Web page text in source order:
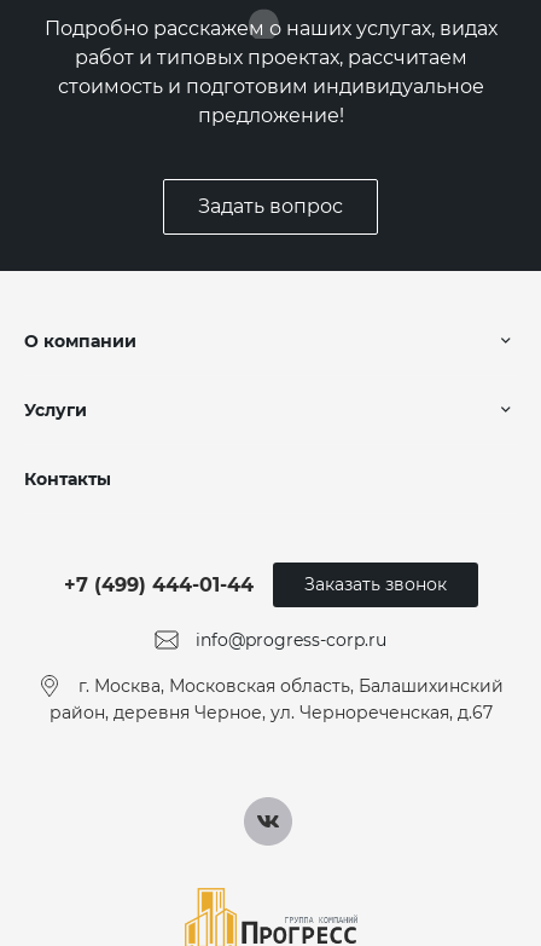
Подробно расскажем о наших услугах, видах
работ и типовых проектах, рассчитаем
стоимость и подготовим индивидуальное
предложение!
Задать вопрос
О компании
Услуги
Контакты
info@progress-corp.ru
+7 (499) 444-01-44
г. Москва, Московская область, Балашихинский
район, деревня Черное, ул. Чернореченская, д.67
Заказать звонок